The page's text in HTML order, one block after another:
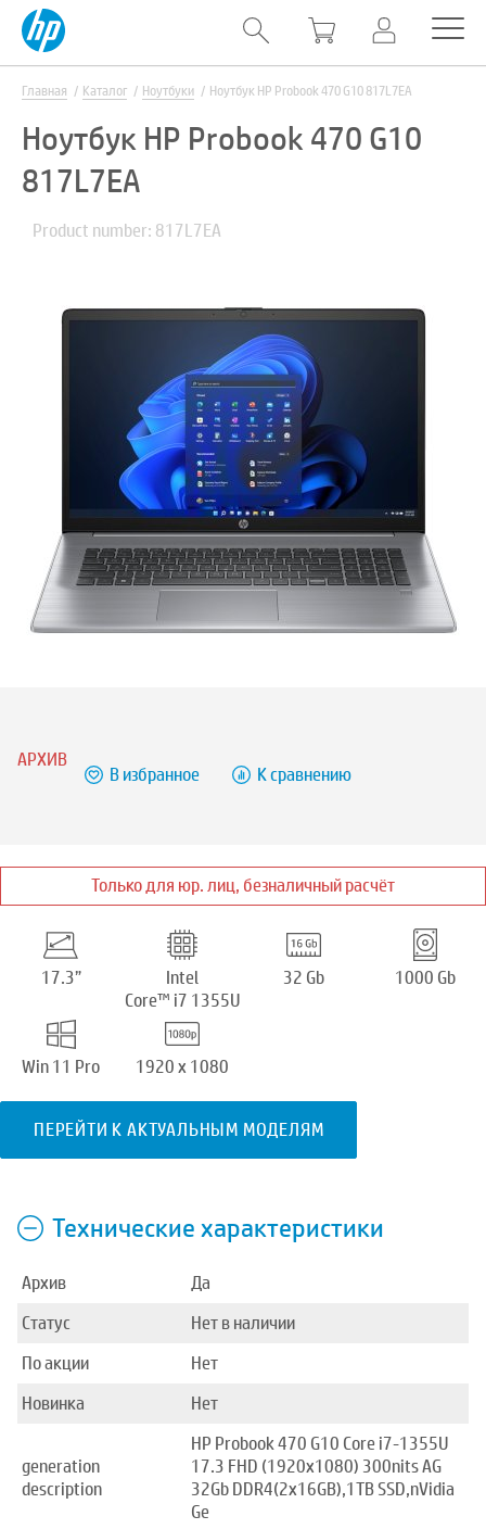
Главная Каталог Ноутбуки Ноутбук HP Probook 470 G10 817L7EA
Ноутбук HP Probook 470 G10
817L7EA
Product number: 817L7EA
АРХИВ
В избранное К сравнению
Только для юр. лиц, безналичный расчёт
17.3”
Intel
Core™ i7 1355U
32 Gb 1000 Gb
Win 11 Pro 1920 x 1080
ПЕРЕЙТИ К АКТУАЛЬНЫМ МОДЕЛЯМ
Технические характеристики
Архив
Да
Статус
Нет в наличии
По акции
Нет
Новинка
Нет
generation
description
HP Probook 470 G10 Core i7-1355U
17.3 FHD (1920x1080) 300nits AG
32Gb DDR4(2x16GB),1TB SSD,nVidia
Ge